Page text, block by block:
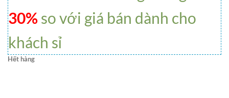
30%so với giá bán dành cho
khách sỉ
Hết hàng